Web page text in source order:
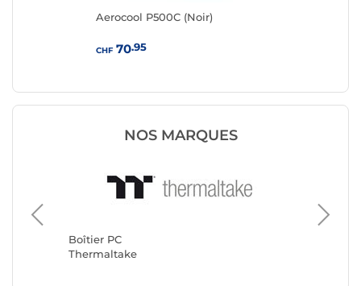
Aerocool P500C (Noir)
CHF70.95
NOS MARQUES
Boîtier PC
Thermaltake
Boîtier
Corsair